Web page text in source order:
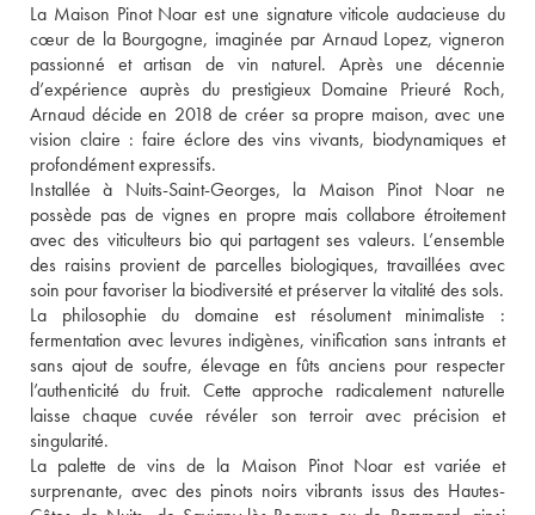
La Maison Pinot Noar est une signature viticole audacieuse du
cœur de la Bourgogne, imaginée par Arnaud Lopez, vigneron
passionné et artisan de vin naturel. Après une décennie
d’expérience auprès du prestigieux Domaine Prieuré Roch,
Arnaud décide en 2018 de créer sa propre maison, avec une
vision claire : faire éclore des vins vivants, biodynamiques et
profondément expressifs.
Installée à Nuits-Saint-Georges, la Maison Pinot Noar ne
possède pas de vignes en propre mais collabore étroitement
avec des viticulteurs bio qui partagent ses valeurs. L’ensemble
des raisins provient de parcelles biologiques, travaillées avec
soin pour favoriser la biodiversité et préserver la vitalité des sols.
La philosophie du domaine est résolument minimaliste :
fermentation avec levures indigènes, vinification sans intrants et
sans ajout de soufre, élevage en fûts anciens pour respecter
l’authenticité du fruit. Cette approche radicalement naturelle
laisse chaque cuvée révéler son terroir avec précision et
singularité.
La palette de vins de la Maison Pinot Noar est variée et
surprenante, avec des pinots noirs vibrants issus des Hautes-